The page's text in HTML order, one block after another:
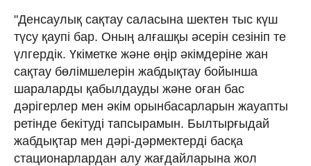
"Денсаулық сақтау саласына шектен тыс күш
түсу қаупі бар. Оның алғашқы әсерін сезініп те
үлгердік. Үкіметке және өңір әкімдеріне жан
сақтау бөлімшелерін жабдықтау бойынша
шараларды қабылдауды және оған бас
дәрігерлер мен әкім орынбасарларын жауапты
ретінде бекітуді тапсырамын. Былтырғыдай
жабдықтар мен дәрі-дәрмектерді басқа
стационарлардан алу жағдайларына жол